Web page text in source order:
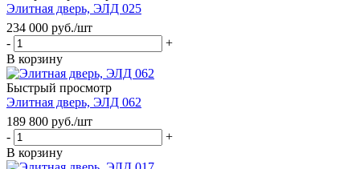
Элитная дверь, ЭЛД 025
234 000 руб./шт
-
+
В корзину
Быстрый просмотр
Элитная дверь, ЭЛД 062
189 800 руб./шт
-
+
В корзину